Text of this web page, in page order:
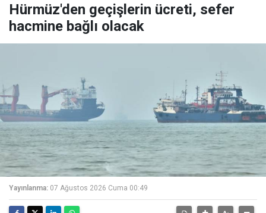
Hürmüz'den geçişlerin ücreti, sefer
hacmine bağlı olacak
Yayınlanma: 07 Ağustos 2026 Cuma 00:49